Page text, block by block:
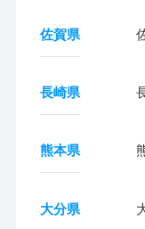
佐賀県
長崎県
熊本県
大分県